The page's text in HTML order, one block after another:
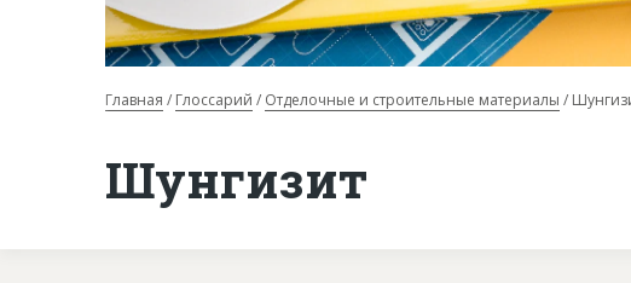
Главная Глоссарий Отделочные и строительные материалы
Шунгизит